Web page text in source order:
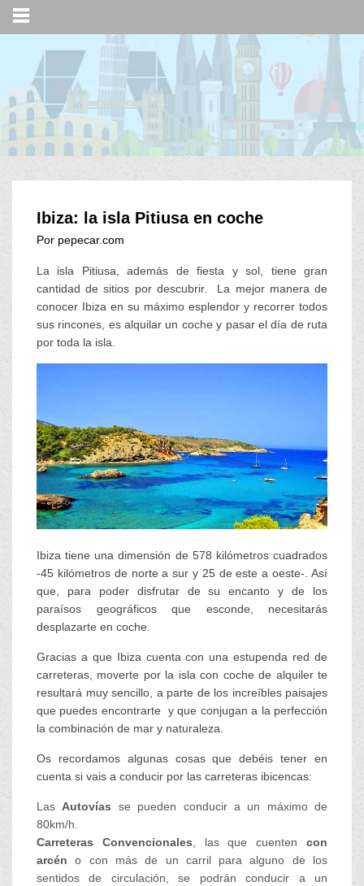
Ibiza: la isla Pitiusa en coche
Por pepecar.com
La isla Pitiusa, además de fiesta y sol, tiene gran
cantidad de sitios por descubrir. La mejor manera de
conocer Ibiza en su máximo esplendor y recorrer todos
sus rincones, es alquilar un coche y pasar el día de ruta
por toda la isla.
Ibiza tiene una dimensión de 578 kilómetros cuadrados
-45 kilómetros de norte a sur y 25 de este a oeste-. Así
que, para poder disfrutar de su encanto y de los
paraísos geográficos que esconde, necesitarás
desplazarte en coche.
Gracias a que Ibiza cuenta con una estupenda red de
carreteras, moverte por la isla con coche de alquiler te
resultará muy sencillo, a parte de los increíbles paisajes
que puedes encontrarte y que conjugan a la perfección
la combinación de mar y naturaleza.
Os recordamos algunas cosas que debéis tener en
cuenta si vais a conducir por las carreteras ibicencas:
Las Autovías se pueden conducir a un máximo de
80km/h.
Carreteras Convencionales , las que cuentencon
arcén o con más de un carril para alguno de los
sentidos de circulación, se podrán conducir a un